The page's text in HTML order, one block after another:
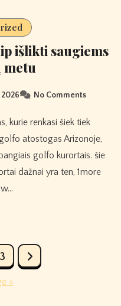
išlikti saugiems
metu
2026 No Comments
atostogas Arizonoje,
golfo kurortais. šie
dažnai yra ten, 1more
3
»